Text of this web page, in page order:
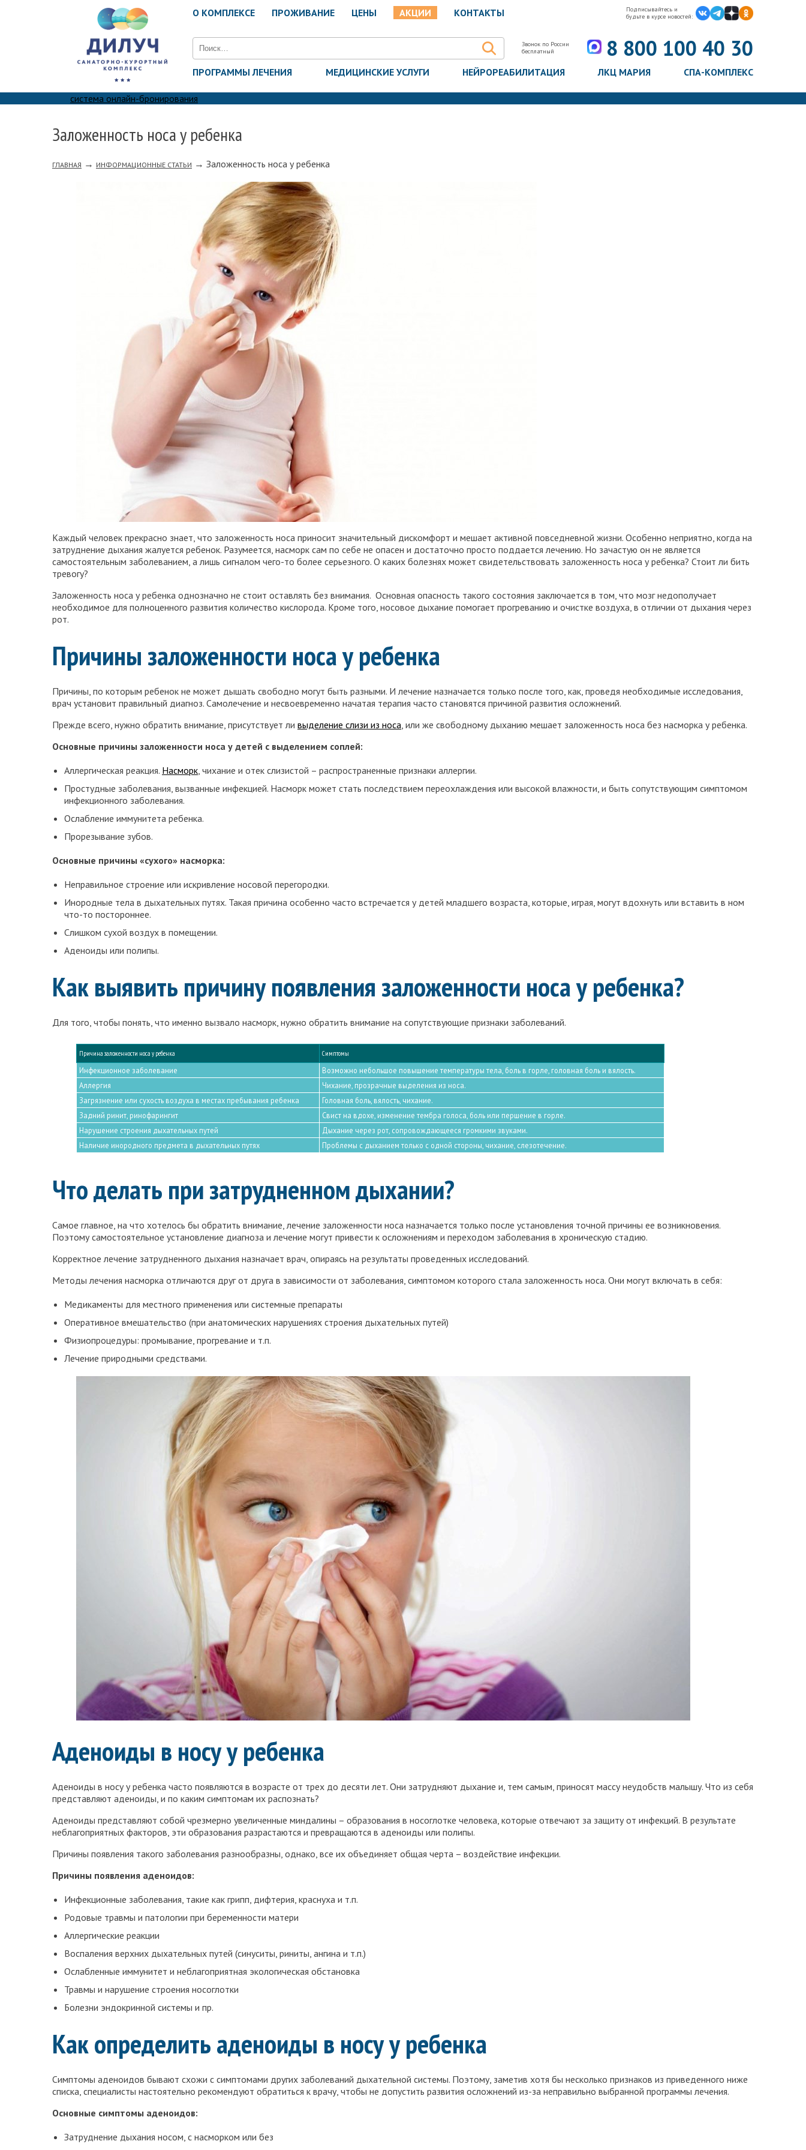
О КОМПЛЕКСЕ ПРОЖИВАНИЕ ЦЕНЫ АКЦИИ КОНТАКТЫ
Подписывайтесь и
будьте в курсе новостей:
Найти:
Звонок по России
бесплатный
8 800 100 40 30
ПРОГРАММЫ ЛЕЧЕНИЯ МЕДИЦИНСКИЕ УСЛУГИ НЕЙРОРЕАБИЛИТАЦИЯ ЛКЦ МАРИЯ СПА-КОМПЛЕКС
система онлайн-бронирования
Заложенность носа у ребенка
ГЛАВНАЯ → ИНФОРМАЦИОННЫЕ СТАТЬИ → Заложенность носа у ребенка
Каждый человек прекрасно знает, что заложенность носа приносит значительный дискомфорт и мешает активной повседневной жизни. Особенно неприятно, когда на
затруднение дыхания жалуется ребенок. Разумеется, насморк сам по себе не опасен и достаточно просто поддается лечению. Но зачастую он не является
самостоятельным заболеванием, а лишь сигналом чего-то более серьезного. О каких болезнях может свидетельствовать заложенность носа у ребенка? Стоит ли бить
тревогу?
Заложенность носа у ребенка однозначно не стоит оставлять без внимания. Основная опасность такого состояния заключается в том, что мозг недополучает
необходимое для полноценного развития количество кислорода. Кроме того, носовое дыхание помогает прогреванию и очистке воздуха, в отличии от дыхания через
рот.
Причины заложенности носа у ребенка
Причины, по которым ребенок не может дышать свободно могут быть разными. И лечение назначается только после того, как, проведя необходимые исследования,
врач установит правильный диагноз. Самолечение и несвоевременно начатая терапия часто становятся причиной развития осложнений.
Прежде всего, нужно обратить внимание, присутствует ли выделение слизи из носа, или же свободному дыханию мешает заложенность носа без насморка у ребенка.
Основные причины заложенности носа у детей с выделением соплей:
Аллергическая реакция. Насморк, чихание и отек слизистой – распространенные признаки аллергии.
Простудные заболевания, вызванные инфекцией. Насморк может стать последствием переохлаждения или высокой влажности, и быть сопутствующим симптомом
инфекционного заболевания.
Ослабление иммунитета ребенка.
Прорезывание зубов.
Основные причины «сухого» насморка:
Неправильное строение или искривление носовой перегородки.
Инородные тела в дыхательных путях. Такая причина особенно часто встречается у детей младшего возраста, которые, играя, могут вдохнуть или вставить в ном
что-то постороннее.
Слишком сухой воздух в помещении.
Аденоиды или полипы.
Как выявить причину появления заложенности носа у ребенка?
Для того, чтобы понять, что именно вызвало насморк, нужно обратить внимание на сопутствующие признаки заболеваний.
Причина заложенности носа у ребенка Симптомы
Инфекционное заболевание
Возможно небольшое повышение температуры тела, боль в горле, головная боль и вялость.
Аллергия
Чихание, прозрачные выделения из носа.
Загрязнение или сухость воздуха в местах пребывания ребенка
Головная боль, вялость, чихание.
Задний ринит, ринофарингит
Свист на вдохе, изменение тембра голоса, боль или першение в горле.
Нарушение строения дыхательных путей
Дыхание через рот, сопровождающееся громкими звуками.
Наличие инородного предмета в дыхательных путях
Проблемы с дыханием только с одной стороны, чихание, слезотечение.
Что делать при затрудненном дыхании?
Самое главное, на что хотелось бы обратить внимание, лечение заложенности носа назначается только после установления точной причины ее возникновения.
Поэтому самостоятельное установление диагноза и лечение могут привести к осложнениям и переходом заболевания в хроническую стадию.
Корректное лечение затрудненного дыхания назначает врач, опираясь на результаты проведенных исследований.
Методы лечения насморка отличаются друг от друга в зависимости от заболевания, симптомом которого стала заложенность носа. Они могут включать в себя:
Медикаменты для местного применения или системные препараты
Оперативное вмешательство (при анатомических нарушениях строения дыхательных путей)
Физиопроцедуры: промывание, прогревание и т.п.
Лечение природными средствами.
Аденоиды в носу у ребенка
Аденоиды в носу у ребенка часто появляются в возрасте от трех до десяти лет. Они затрудняют дыхание и, тем самым, приносят массу неудобств малышу. Что из себя
представляют аденоиды, и по каким симптомам их распознать?
Аденоиды представляют собой чрезмерно увеличенные миндалины – образования в носоглотке человека, которые отвечают за защиту от инфекций. В результате
неблагоприятных факторов, эти образования разрастаются и превращаются в аденоиды или полипы.
Причины появления такого заболевания разнообразны, однако, все их объединяет общая черта – воздействие инфекции.
Причины появления аденоидов:
Инфекционные заболевания, такие как грипп, дифтерия, краснуха и т.п.
Родовые травмы и патологии при беременности матери
Аллергические реакции
Воспаления верхних дыхательных путей (синуситы, риниты, ангина и т.п.)
Ослабленные иммунитет и неблагоприятная экологическая обстановка
Травмы и нарушение строения носоглотки
Болезни эндокринной системы и пр.
Как определить аденоиды в носу у ребенка
Симптомы аденоидов бывают схожи с симптомами других заболеваний дыхательной системы. Поэтому, заметив хотя бы несколько признаков из приведенного ниже
списка, специалисты настоятельно рекомендуют обратиться к врачу, чтобы не допустить развития осложнений из-за неправильно выбранной программы лечения.
Основные симптомы аденоидов:
Затруднение дыхания носом, с насморком или без